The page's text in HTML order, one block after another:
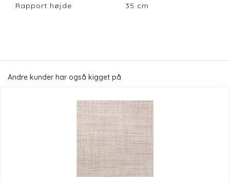
Rapport højde
35 cm
Andre kunder har også kigget på